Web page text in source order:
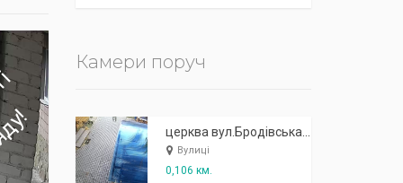
Камери поруч
Вулиці
0,106 км.